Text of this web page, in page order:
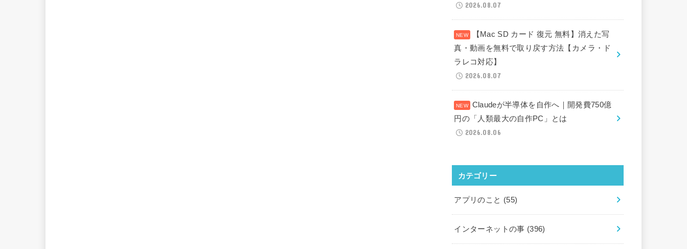
2026.08.07
【Mac SD カード 復元 無料】消えた写
真・動画を無料で取り戻す方法【カメラ・ド
ラレコ対応】
2026.08.07
Claudeが半導体を自作へ｜開発費750億
円の「人類最大の自作PC」とは
2026.08.06
カテゴリー
アプリのこと (55)
インターネットの事 (396)